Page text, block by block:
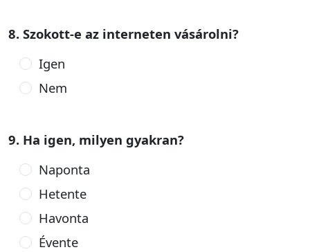
8. Szokott-e az interneten vásárolni?
Igen
Nem
9. Ha igen, milyen gyakran?
Naponta
Hetente
Havonta
Évente